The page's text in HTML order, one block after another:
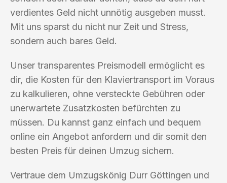
verdientes Geld nicht unnötig ausgeben musst.
Mit uns sparst du nicht nur Zeit und Stress,
sondern auch bares Geld.
Unser transparentes Preismodell ermöglicht es
dir, die Kosten für den Klaviertransport im Voraus
zu kalkulieren, ohne versteckte Gebühren oder
unerwartete Zusatzkosten befürchten zu
müssen. Du kannst ganz einfach und bequem
online ein Angebot anfordern und dir somit den
besten Preis für deinen Umzug sichern.
Vertraue dem Umzugskönig Durr Göttingen und